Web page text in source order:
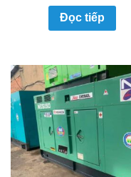
Đọc tiếp